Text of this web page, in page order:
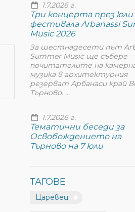
1.7.2026 г.
Три концерта през юли
фестивала Arbanassi
Music 2026
За шестнадесети път
Summer Music ще събере
почитателите на
музика в архитектурния
резерват Арбанаси край
Търново. ...
1.7.2026 г.
Тематични беседи за
Освобождението на
Търново на 7 юли
ТАГОВЕ
Царевец